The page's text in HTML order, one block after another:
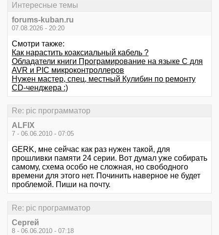
Интересные темы
forums-kuban.ru
07.08.2026 - 20:20
Смотри также:
Как нарастить коаксиальный кабель ?
Обладатели книги Програмирование на языке С для
AVR и PIC микроконтроллеров
Нужен мастер, спец, местный Кулибин по ремонту
CD-ченджера :)
Re: pic программатор
ALFIX
7 - 06.06.2010 - 07:05
GERK, мне сейчас как раз нужен такой, для
прошливки памяти 24 серии. Вот думал уже собирать
самому, схема особо не сложная, но свободного
времени для этого нет. Починить наверное не будет
проблемой. Пиши на почту.
Re: pic программатор
Серrей
8 - 06.06.2010 - 07:18